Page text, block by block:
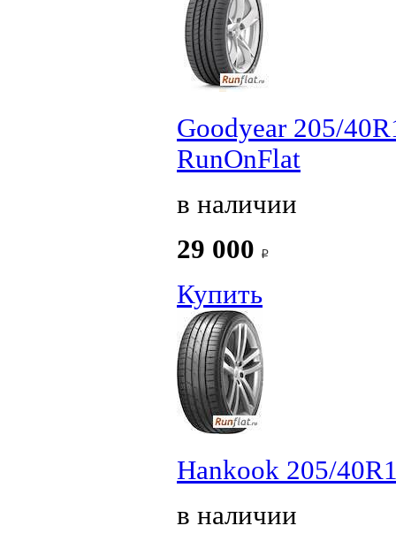
Goodyear 205/
RunOnFlat
в наличии
29 000
Купить
Hankook 205/
в наличии